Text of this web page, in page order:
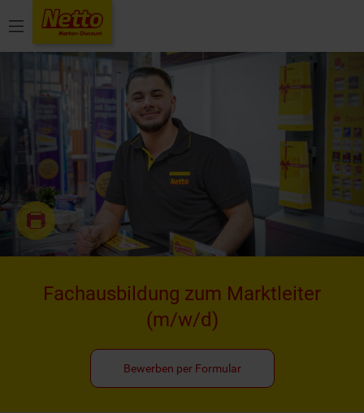
Menü
Fachausbildung zum Marktleiter
(m/w/d)
Bewerben per Formular